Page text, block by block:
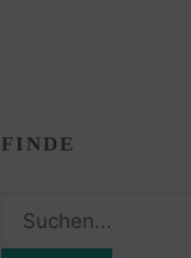
FINDE
Suchen
nach: